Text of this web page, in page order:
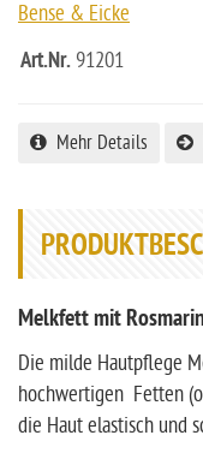
Bense & Eicke
Art.Nr. 91201
Mehr Details
Melkfett mit
Die milde Hautpflege
hochwertigen Fetten
die Haut elastisch und